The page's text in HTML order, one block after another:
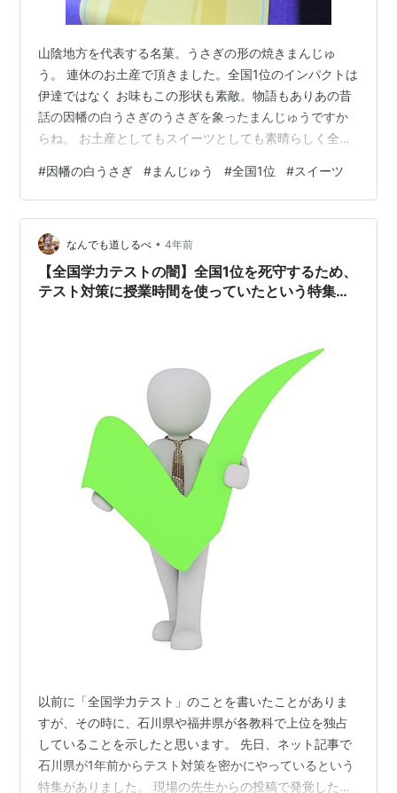
山陰地方を代表する名菓。うさぎの形の焼きまんじゅ
う。 連休のお土産で頂きました。全国1位のインパクトは
伊達ではなく お味もこの形状も素敵。物語もありあの昔
話の因幡の白うさぎのうさぎを象ったまんじゅうですか
らね。 お土産としてもスイーツとしても素晴らしく全国
#因幡の白うさぎ #まんじゅう #全国1位 #スイーツ
なんでも道しるべ • 4年前
【全国学力テストの闇】全国1位を死守するため、
テスト対策に授業時間を使っていたという特集記
以前に「全国学力テスト」のことを書いたことがありま
すが、その時に、石川県や福井県が各教科で上位を独占
していることを示したと思います。 先日、ネット記事で
石川県が1年前からテスト対策を密かにやっているという
特集がありました。 現場の先生からの投稿で発覚したよ